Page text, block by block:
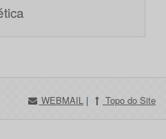
WEBMAIL | Topo do Site